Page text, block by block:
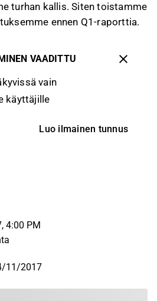
turhan kallis. Siten toistamme
ennen Q1-raporttia.
VAADITTU
vain
käyttäjille
Luo ilmainen tunnus
4:00 PM
11/2017